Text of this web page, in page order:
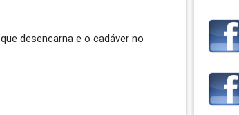
desencarna e o cadáver no